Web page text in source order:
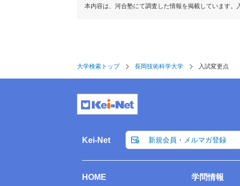
本内容は、河合塾にて調査した情報を掲載しています。
大学検索トップ 長岡技術科学大学 入試変更点
Kei-Net 新規会員・メルマガ登録
HOME 学問情報